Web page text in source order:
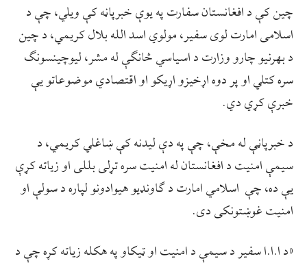
چین کې د افغانستان سفارت په یوې خبرپاڼه کې ویلي، چې د
اسلامی امارت لوی سفیر، مولوي اسد الله بلال کریمي، د چین
د بهرنیو چارو وزارت د اسیاسي څانګې له مشر، لیوچینسونګ
سره کتلي او پر دوه اړخیزو اړیکو او اقتصادي موضوعاتو یې
خبرې کړي دي.
د خبرپاڼې له مخې، چې په دې لیدنه کې ښاغلي کریمي، د
سیمې امنیت د افغانستان له امنیت سره تړلی بللی او زیاته کړې
یې ده، چې اسلامي امارت د ګاونډیو هیوادونو لپاره د سولې او
امنیت غوښتونکی دی.
«د ا.ا.ا سفیر د سیمې د امنیت او ټیکاو په هکله زیاته کړه چې د